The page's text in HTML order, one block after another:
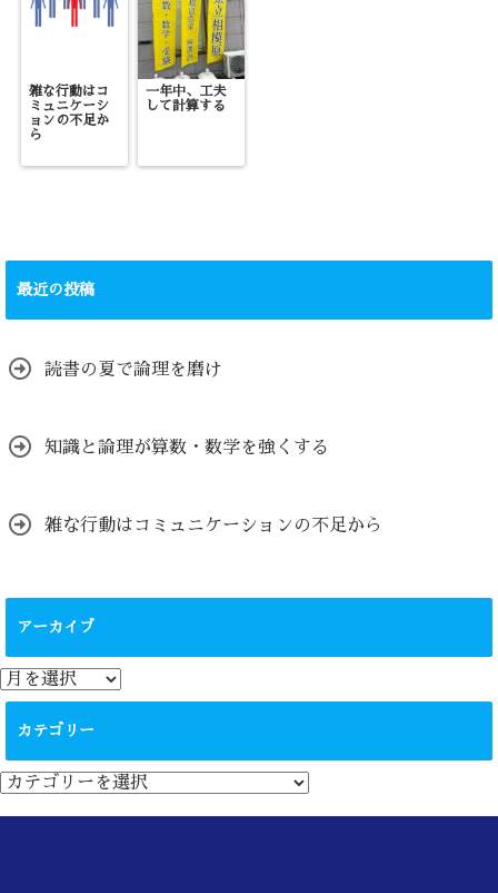
雑な行動はコ
ミュニケーシ
ョンの不足か
ら
一年中、工夫
して計算する
最近の投稿
読書の夏で論理を磨け
知識と論理が算数・数学を強くする
雑な行動はコミュニケーションの不足から
アーカイブ
ア
ー
カテゴリー
カ
テ
ゴ